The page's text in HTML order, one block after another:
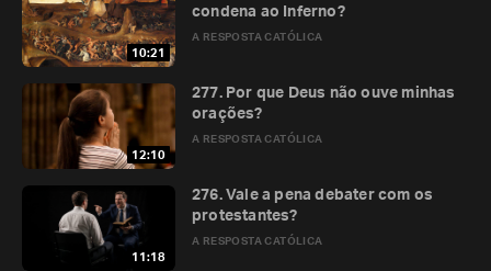
10:21
A RESPOSTA CATÓLICA
condena ao Inferno?
12:10
A RESPOSTA CATÓLICA
277. Por que Deus não ouve minhas
orações?
11:18
A RESPOSTA CATÓLICA
276. Vale a pena debater com os
protestantes?